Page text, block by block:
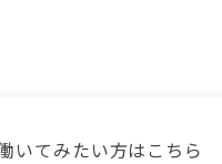
いてみたい方はこちら